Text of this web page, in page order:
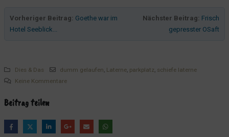
Azubi 1 ist nicht amused
Was vorne steht, schmeckt am Besten
Schrägparkende Schrägparker
Da sieh mal einer her...
Erste Hilfe für Kinder – Spielend helfen lernen
Vorheriger Beitrag: Goethe war im
Hotel Seeblick...
Nächster Beitrag: Frisch
gepresster OSaft
Dies & Das dumm gelaufen, Laterne, parkplatz, schiefe laterne
Keine Kommentare
Beitrag teilen